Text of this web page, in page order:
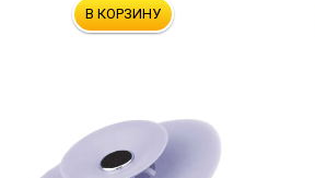
В КОРЗИНУ